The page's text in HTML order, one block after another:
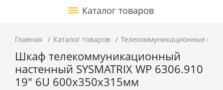
Каталог товаров
Главная Каталог товаров Телекоммуникационные
Шкаф телекоммуникационный
настенный SYSMATRIX WP 6306.910
19" 6U 600x350x315мм